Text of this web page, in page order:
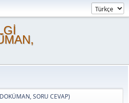
SORU CEVAP)